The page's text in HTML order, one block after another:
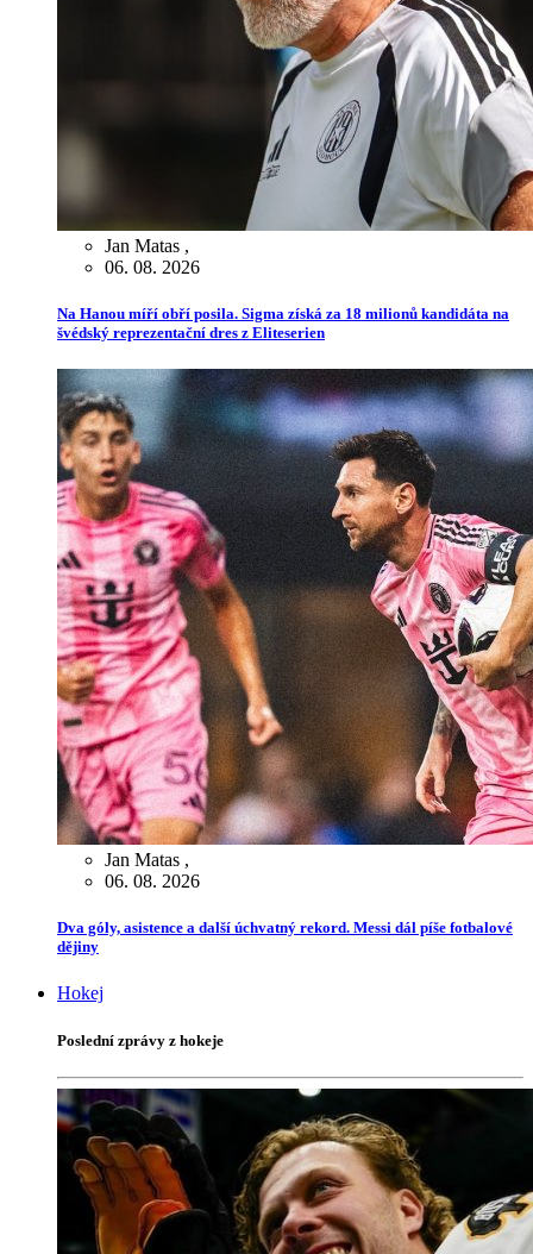
Jan Matas ,
06. 08. 2026
Na Hanou míří obří posila. Sigma získá za 18 milionů kandidáta na
švédský reprezentační dres z Eliteserien
Jan Matas ,
06. 08. 2026
Dva góly, asistence a další úchvatný rekord. Messi dál píše fotbalové
dějiny
Hokej
Poslední zprávy z hokeje